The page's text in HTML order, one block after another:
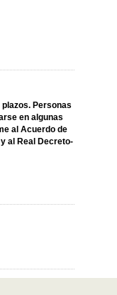
Personas
en algunas
al Acuerdo de
al Real Decreto-